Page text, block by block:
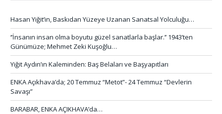
Hasan Yiğit’in, Baskıdan Yüzeye Uzanan Sanatsal Yolculuğu…
‘’İnsanın insan olma boyutu güzel sanatlarla başlar.’’ 1943’ten
Günümüze; Mehmet Zeki Kuşoğlu…
Yiğit Aydın’ın Kaleminden: Baş Belaları ve Başyapıtları
ENKA Açıkhava’da; 20 Temmuz “Metot”- 24 Temmuz “Devlerin
Savaşı”
BARABAR, ENKA AÇIKHAVA’da…